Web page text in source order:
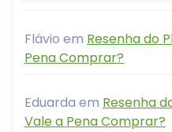
Flávio em Resenha do
Pena Comprar?
Eduarda em Resenha
Vale a Pena Comprar?